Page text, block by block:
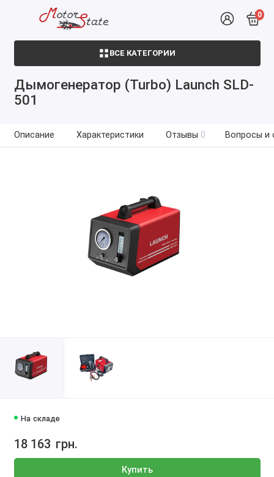
0
ВСЕ КАТЕГОРИИ
Дымогенератор (Turbo) Launch SLD-
501
Описание Характеристики Отзывы 0 Вопросы и
На складе
18 163 грн.
Купить